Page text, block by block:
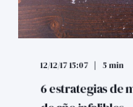
12/12/17 15:07 5 min
6 estrategias de